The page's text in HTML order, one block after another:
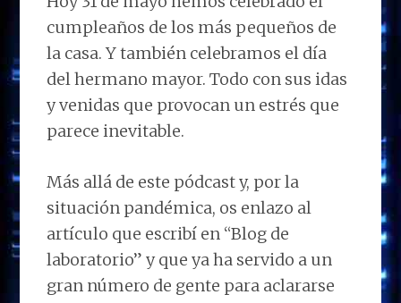
cumpleaños de los más pequeños de
la casa. Y también celebramos el día
del hermano mayor. Todo con sus idas
y venidas que provocan un estrés que
parece inevitable.
Más allá de este pódcast y, por la
situación pandémica, os enlazo al
artículo que escribí en “Blog de
laboratorio” y que ya ha servido a un
gran número de gente para aclararse